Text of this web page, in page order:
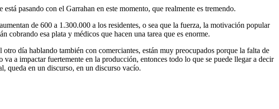
pasando con el Garrahan en este momento, que realmente es tremendo.
de 600 a 1.300.000 a los residentes, o sea que la fuerza, la motivación popular
cobrando esa plata y médicos que hacen una tarea que es enorme.
día hablando también con comerciantes, están muy preocupados porque la falta de
a impactar fuertemente en la producción, entonces todo lo que se puede llegar a decir
queda en un discurso, en un discurso vacío.